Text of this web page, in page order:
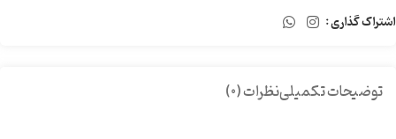
اشتراک گذاری :
توضیحات تکمیلینظرات (0)